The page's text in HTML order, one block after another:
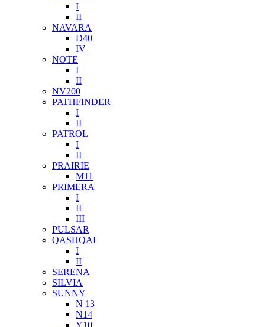
I
II
NAVARA
D40
IV
NOTE
I
II
NV200
PATHFINDER
I
II
PATROL
I
II
PRAIRIE
M11
PRIMERA
I
II
III
PULSAR
QASHQAI
I
II
SERENA
SILVIA
SUNNY
N 13
N14
Y10